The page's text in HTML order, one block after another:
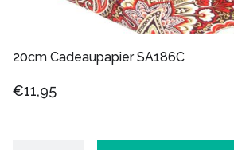
20cm Cadeaupapier SA186C
€11,95